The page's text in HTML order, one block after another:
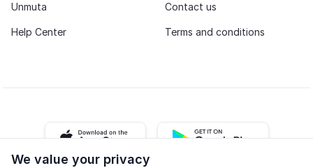
We value your privacy
Unmuta
Help Center
Contact us
Terms and conditions